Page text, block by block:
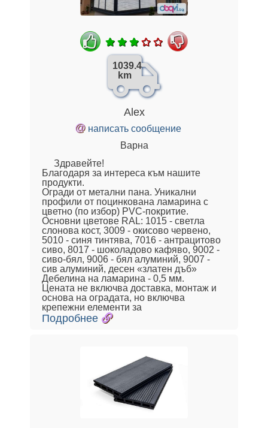
1039.4
km
Alex
@ написать сообщение
Варна
Здравейте!
Благодаря за интереса към нашите
продукти.
Огради от метални пана. Уникални
профили от поцинкована ламарина с
цветно (по избор) PVC-покритие.
Основни цветове RAL: 1015 - светла
слонова кост, 3009 - окисово червено,
5010 - синя тинтява, 7016 - антрацитово
сиво, 8017 - шоколадово кафяво, 9002 -
сиво-бял, 9006 - бял алуминий, 9007 -
сив алуминий, десен «златен дъб»
Дебелина на ламарина - 0,5 мм.
Цената не включва доставка, монтаж и
основа на оградата, но включва
крепежни елементи за
Подробнее